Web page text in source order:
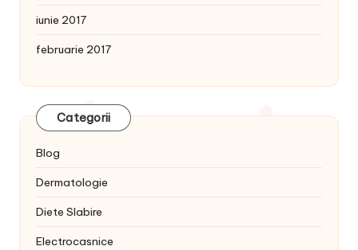
iunie 2017
februarie 2017
Categorii
Blog
Dermatologie
Diete Slabire
Electrocasnice